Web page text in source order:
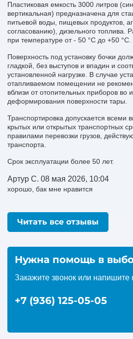
Пластиковая емкость 3000 литров
вертикальная) предназначена для
питьевой воды, пищевых продуктов,
согласованию), дизельного топлива.
при температуре от - 50 °С до +50 °С.
Поверхность под установку бочки
гладкой, без выступов и впадин и
установленной нагрузке. В случае
отапливаемом помещении не
вблизи от отопительных приборов во
деформирования поверхности тары.
Транспортировка допускается всеми
крытых или открытых транспортных
правилами перевозки грузов,
транспорта.
Срок эксплуатации более 50 лет.
Артур С. 08 мая 2026, 10:04
хорошо, бак мне нравится
Читать все отзывы
Нужна помощь в
Закажите звонок или напишите
+7 (936) 125-05-05